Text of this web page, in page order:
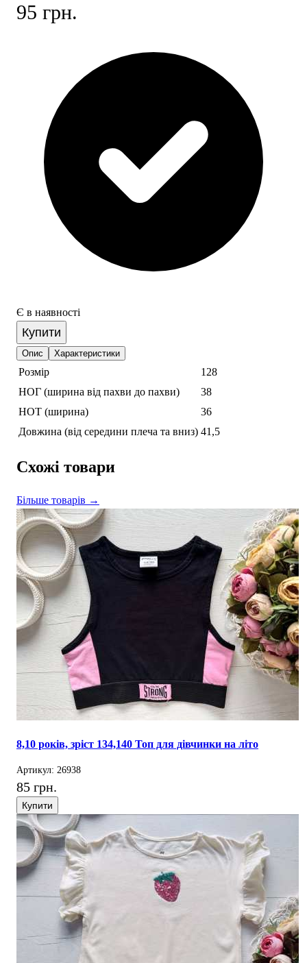
95 грн.
Є в наявності
Купити
Опис Характеристики
Розмір
128
НОГ (ширина від пахви до пахви)
38
НОТ (ширина)
36
Довжина (від середини плеча та вниз) 41,5
Схожі товари
Більше товарів →
8,10 років, зріст 134,140 Топ для дівчинки на літо
Артикул: 26938
85 грн.
Купити